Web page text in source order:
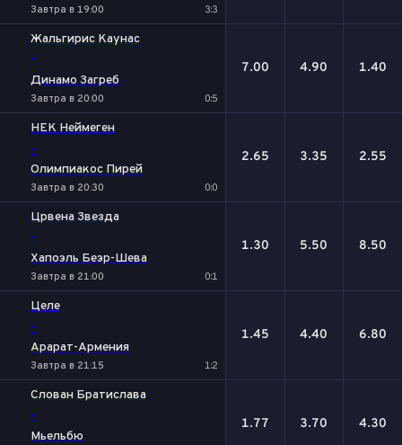
Завтра в 19:00 3:3
Жальгирис Каунас
-
Динамо Загреб
Завтра в 20:00 0:5
7.00 4.90 1.40
НЕК Неймеген
-
Олимпиакос Пирей
Завтра в 20:30 0:0
2.65 3.35 2.55
Црвена Звезда
-
Хапоэль Беэр-Шева
Завтра в 21:00 0:1
1.30 5.50 8.50
Целе
-
Арарат-Армения
Завтра в 21:15 1:2
1.45 4.40 6.80
Слован Братислава
-
Мьельбю
1.77 3.70 4.30